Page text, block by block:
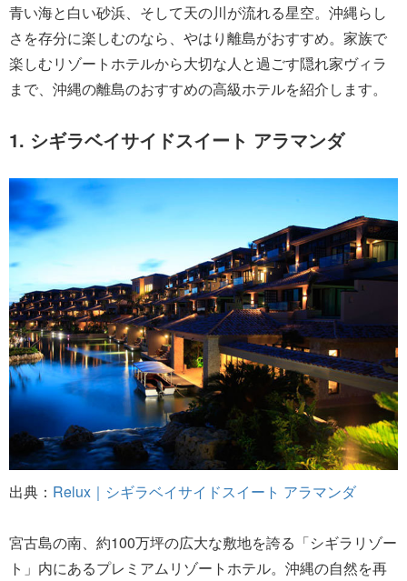
青い海と白い砂浜、そして天の川が流れる星空。沖縄らし
さを存分に楽しむのなら、やはり離島がおすすめ。家族で
楽しむリゾートホテルから大切な人と過ごす隠れ家ヴィラ
まで、沖縄の離島のおすすめの高級ホテルを紹介します。
1. シギラベイサイドスイート アラマンダ
出典： Relux｜シギラベイサイドスイート アラマンダ
宮古島の南、約100万坪の広大な敷地を誇る「シギラリゾー
ト」内にあるプレミアムリゾートホテル。沖縄の自然を再